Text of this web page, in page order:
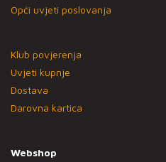
Opći uvjeti poslovanja
Klub povjerenja
Uvjeti kupnje
Dostava
Darovna kartica
Webshop